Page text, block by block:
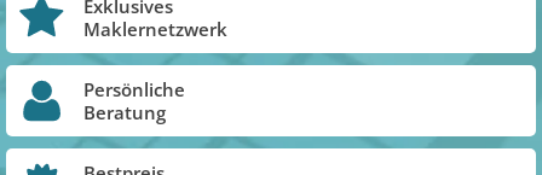
Exklusives
Maklernetzwerk
Persönliche
Beratung